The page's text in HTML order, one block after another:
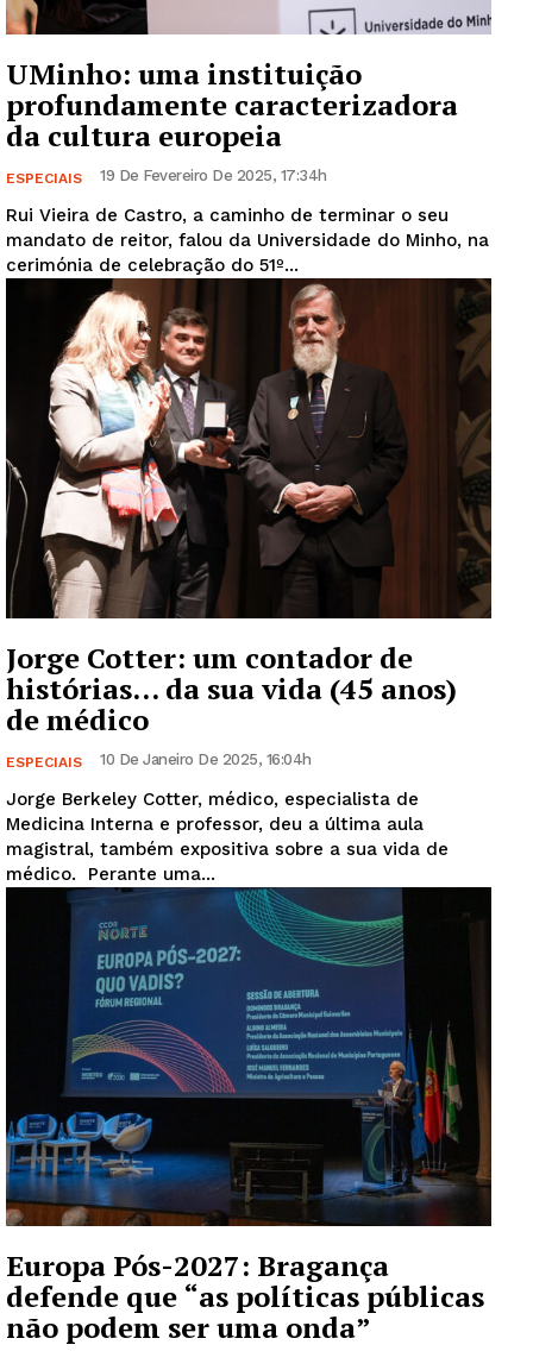
UMinho: uma instituição
profundamente caracterizadora
da cultura europeia
ESPECIAIS 19 De Fevereiro De 2025, 17:34h
Rui Vieira de Castro, a caminho de terminar o seu
mandato de reitor, falou da Universidade do Minho, na
cerimónia de celebração do 51º...
Jorge Cotter: um contador de
histórias… da sua vida (45 anos)
de médico
ESPECIAIS 10 De Janeiro De 2025, 16:04h
Jorge Berkeley Cotter, médico, especialista de
Medicina Interna e professor, deu a última aula
magistral, também expositiva sobre a sua vida de
médico. Perante uma...
Europa Pós-2027: Bragança
defende que “as políticas públicas
não podem ser uma onda”